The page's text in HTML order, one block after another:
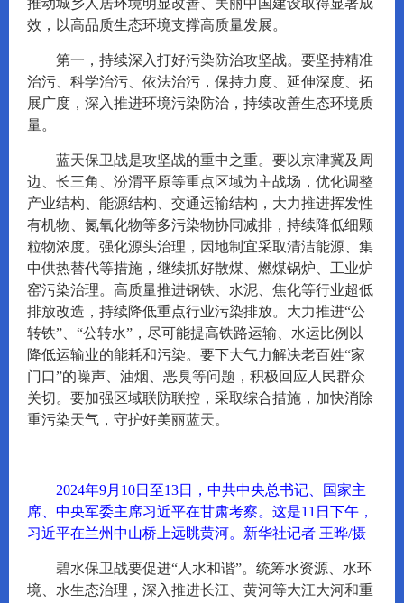
推动城乡人居环境明显改善、美丽中国建设取得显著成
效，以高品质生态环境支撑高质量发展。
第一，持续深入打好污染防治攻坚战。要坚持精准
治污、科学治污、依法治污，保持力度、延伸深度、拓
展广度，深入推进环境污染防治，持续改善生态环境质
量。
蓝天保卫战是攻坚战的重中之重。要以京津冀及周
边、长三角、汾渭平原等重点区域为主战场，优化调整
产业结构、能源结构、交通运输结构，大力推进挥发性
有机物、氮氧化物等多污染物协同减排，持续降低细颗
粒物浓度。强化源头治理，因地制宜采取清洁能源、集
中供热替代等措施，继续抓好散煤、燃煤锅炉、工业炉
窑污染治理。高质量推进钢铁、水泥、焦化等行业超低
排放改造，持续降低重点行业污染排放。大力推进“公
转铁”、“公转水”，尽可能提高铁路运输、水运比例以
降低运输业的能耗和污染。要下大气力解决老百姓“家
门口”的噪声、油烟、恶臭等问题，积极回应人民群众
关切。要加强区域联防联控，采取综合措施，加快消除
重污染天气，守护好美丽蓝天。
2024年9月10日至13日，中共中央总书记、国家主
席、中央军委主席习近平在甘肃考察。这是11日下午，
习近平在兰州中山桥上远眺黄河。新华社记者 王晔/摄
碧水保卫战要促进“人水和谐”。统筹水资源、水环
境、水生态治理，深入推进长江、黄河等大江大河和重